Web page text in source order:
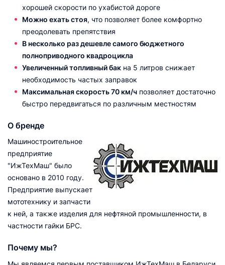
хорошей скорости по ухабистой дороге
Можно ехать стоя, что позволяет более комфортно
преодолевать препятствия
В несколько раз дешевле самого бюджетного
полноприводного квадроцикла
Увеличенный топливный бак на 5 литров снижает
необходимость частых заправок
Максимальная скорость 70 км/ч позволяет достаточно
быстро передвигаться по различным местностям
О бренде
Машиностроительное
предприятие
"ИжТехМаш" было
основано в 2010 году.
Предприятие выпускает
мототехнику и запчасти
к ней, а также изделия для нефтяной промышленности, в
частности гайки БРС.
Почему мы?